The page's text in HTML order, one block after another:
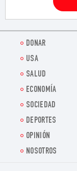
DONAR
USA
SALUD
ECONOMÍA
SOCIEDAD
DEPORTES
OPINIÓN
NOSOTROS